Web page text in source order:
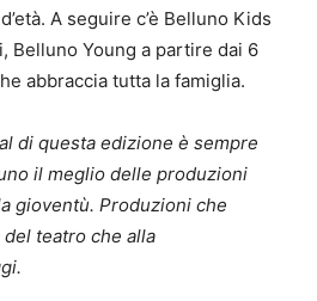
A seguire c’è Belluno Kids
Belluno Young a partire dai 6
abbraccia tutta la famiglia.
di questa edizione è sempre
il meglio delle produzioni
gioventù. Produzioni che
teatro che alla